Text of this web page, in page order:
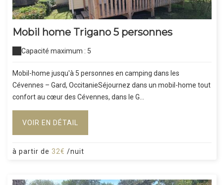
Mobil home Trigano 5 personnes
Capacité maximum : 5
Mobil-home jusqu'à 5 personnes en camping dans les
Cévennes – Gard, OccitanieSéjournez dans un mobil-home tout
confort au cœur des Cévennes, dans le G...
VOIR EN DÉTAIL
à partir de 32€ /nuit